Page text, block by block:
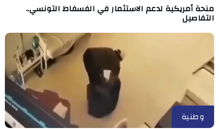
منحة أمريكية لدعم الاستثمار في الفسفاط التونسي..
التفاصيل
وطنية